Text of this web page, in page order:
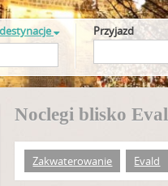
Przyjazd
Noclegi blisko
Zakwaterowanie Evald